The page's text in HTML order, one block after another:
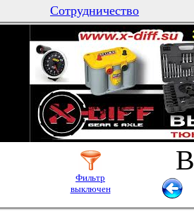
Сотрудничество
Фильтр
выключен